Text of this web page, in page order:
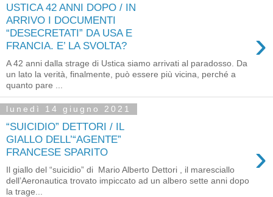
USTICA 42 ANNI DOPO / IN
ARRIVO I DOCUMENTI
“DESECRETATI” DA USA E
FRANCIA. E’ LA SVOLTA?
›
A 42 anni dalla strage di Ustica siamo arrivati al paradosso. Da
un lato la verità, finalmente, può essere più vicina, perché a
quanto pare ...
lunedì 14 giugno 2021
“SUICIDIO” DETTORI / IL
GIALLO DELL’“AGENTE”
FRANCESE SPARITO
›
Il giallo del “suicidio” di Mario Alberto Dettori , il maresciallo
dell’Aeronautica trovato impiccato ad un albero sette anni dopo
la trage...